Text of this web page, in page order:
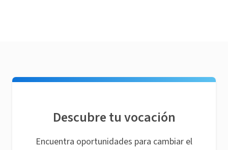
Descubre tu vocación
Encuentra oportunidades para cambiar el